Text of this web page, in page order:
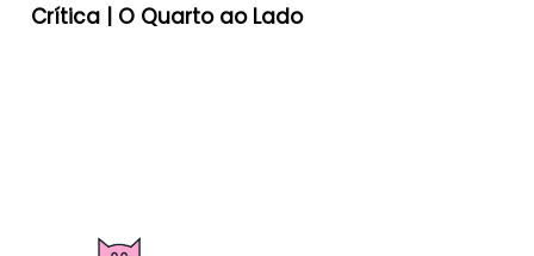
Crítica | O Quarto ao Lado